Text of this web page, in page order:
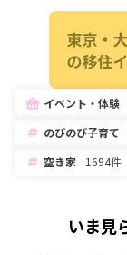
イベント・体験
のびのび子育て
空き家
1694件
いま見